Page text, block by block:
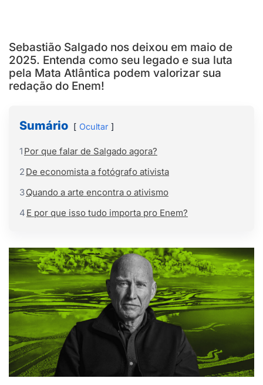
Sebastião Salgado nos deixou em maio de
2025. Entenda como seu legado e sua luta
pela Mata Atlântica podem valorizar sua
redação do Enem!
Sumário Ocultar
1 Por que falar de Salgado agora?
2 De economista a fotógrafo ativista
3Quando a arte encontra o ativismo
4 E por que isso tudo importa pro Enem?